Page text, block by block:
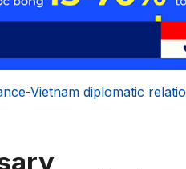
Vietnam diplomatic